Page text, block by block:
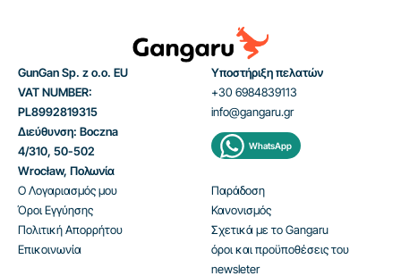
GunGan Sp. z o.o. EU
VAT NUMBER:
PL8992819315
Διεύθυνση: Boczna
4/310, 50-502
Wrocław, Πολωνία
Υποστήριξη πελατών
+30 6984839113
info@gangaru.gr
WhatsApp
Ο Λογαριασμός μου
Παράδοση
Όροι Εγγύησης
Κανονισμός
Πολιτική Απορρήτου
Σχετικά με το Gangaru
Επικοινωνία
όροι και προϋποθέσεις του
newsleter